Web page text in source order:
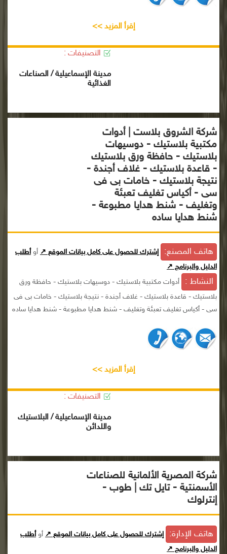
إقرأ المزيد >>
التصنيفات :
مدينة الإسماعيلية / الصناعات
الغذائية
شركة الشروق بلاست | أدوات
مكتبية بلاستيك - دوسيهات
بلاستيك - حافظة ورق بلاستيك
- قاعدة بلاستيك - غلاف أجندة -
نتيجة بلاستيك - خامات بى فى
سى - أكياس تغليف تعبئة
وتغليف - شنط هدايا مطبوعة -
شنط هدايا ساده
هاتف المصنع: إشترك للحصول على كامل بيانات الموقع ↗ أوأطلب
الدليل والبرنامج ↗
النشاط :
أدوات مكتبية بلاستيك - دوسيهات بلاستيك - حافظة ورق
بلاستيك - قاعدة بلاستيك - غلاف أجندة - نتيجة بلاستيك - خامات بى فى
سى - أكياس تغليف تعبئة وتغليف - شنط هدايا مطبوعة - شنط هدايا ساده
إقرأ المزيد >>
التصنيفات :
مدينة الإسماعيلية / البلاستيك
واللدائن
شركة المصرية الألمانية للصناعات
الأسمنتية - تايل تك | طوب -
إنترلوك
هاتف الإدارة: إشترك للحصول على كامل بيانات الموقع ↗ أوأطلب
الدليل والبرنامج ↗